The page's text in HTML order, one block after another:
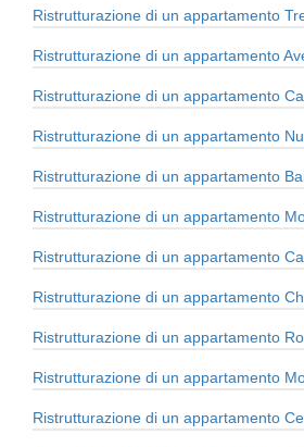
Ristrutturazione di un appartamento
Ristrutturazione di un appartamento
Ristrutturazione di un appartamento
Ristrutturazione di un appartamento
Ristrutturazione di un appartamento
Ristrutturazione di un appartamento
Ristrutturazione di un appartamento
Ristrutturazione di un appartamento
Ristrutturazione di un appartamento
Ristrutturazione di un appartamento
Ristrutturazione di un appartamento